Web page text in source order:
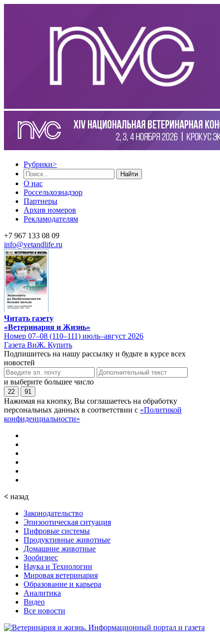
Рубрики>
Найти
О нас
Россельхознадзор
Партнеры
Архив номеров
Рекламодателям
+7 967 133 08 09
info@vetandlife.ru
Читать газету
«Ветеринария и Жизнь»
Номер 07–08 (110–111) июль–август 2026
Газета ВиЖ. Купить
Подпишитесь на нашу рассылку и будьте в курсе всех
новостей
и выберите большее число
22 91
Нажимая на кнопку, Вы соглашаетесь на обработку
персональных данных в соответствии с «Политикой
конфиденциальности»
< назад
Законодательство
Эпизоотическая ситуация
Цифровые системы
Продуктивные животные
Домашние животные
Зообизнес
Наука и Технологии
Мировая ветеринария
Образование и карьера
Аналитика
Видео
Все новости